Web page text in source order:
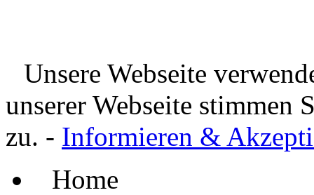
Unsere Webseite
unserer Webseite stimmen
zu. - Informieren &
Home